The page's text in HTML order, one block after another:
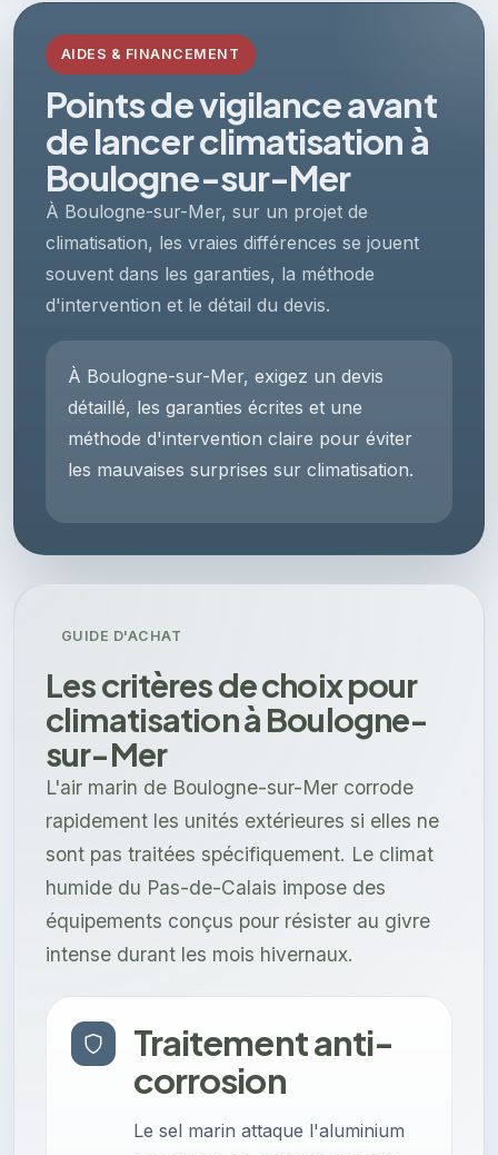
AIDES & FINANCEMENT
Points de vigilance avant
de lancer climatisation à
Boulogne-sur-Mer
À Boulogne-sur-Mer, sur un projet de
climatisation, les vraies différences se jouent
souvent dans les garanties, la méthode
d'intervention et le détail du devis.
À Boulogne-sur-Mer, exigez un devis
détaillé, les garanties écrites et une
méthode d'intervention claire pour éviter
les mauvaises surprises sur climatisation.
GUIDE D'ACHAT
Les critères de choix pour
climatisation à Boulogne-
sur-Mer
L'air marin de Boulogne-sur-Mer corrode
rapidement les unités extérieures si elles ne
sont pas traitées spécifiquement. Le climat
humide du Pas-de-Calais impose des
équipements conçus pour résister au givre
intense durant les mois hivernaux.
Traitement anti-
corrosion
Le sel marin attaque l'aluminium